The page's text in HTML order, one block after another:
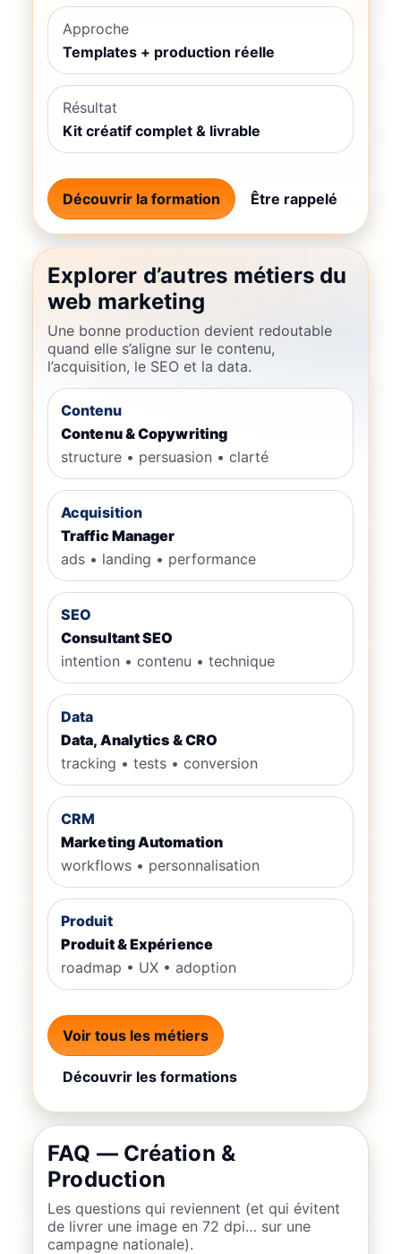
Approche
Templates + production réelle
Résultat
Kit créatif complet & livrable
Découvrir la formation Être rappelé
Explorer d’autres métiers du
web marketing
Une bonne production devient redoutable
quand elle s’aligne sur le contenu,
l’acquisition, le SEO et la data.
Contenu
Contenu & Copywriting
structure • persuasion • clarté
Acquisition
Traffic Manager
ads • landing • performance
SEO
Consultant SEO
intention • contenu • technique
Data
Data, Analytics & CRO
tracking • tests • conversion
CRM
Marketing Automation
workflows • personnalisation
Produit
Produit & Expérience
roadmap • UX • adoption
Voir tous les métiers
Découvrir les formations
FAQ — Création &
Production
Les questions qui reviennent (et qui évitent
de livrer une image en 72 dpi… sur une
campagne nationale).